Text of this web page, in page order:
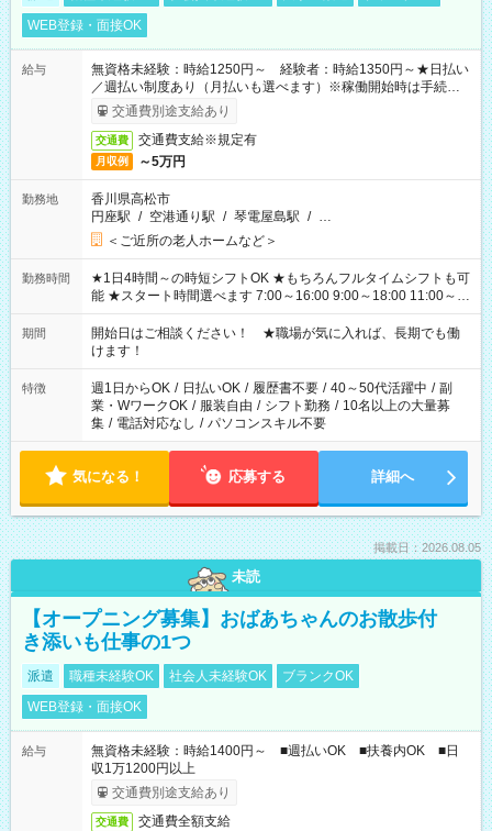
WEB登録・面接OK
給与
無資格未経験：時給1250円～ 経験者：時給1350円～★日払い
／週払い制度あり（月払いも選べます）※稼働開始時は手続き完
了次第のお支払いとなります。
交通費別途支給あり
交通費 交通費支給※規定有
月収例 ～5万円
勤務地
香川県高松市
円座駅 / 空港通り駅 / 琴電屋島駅 / …
＜ご近所の老人ホームなど＞
勤務時間
★1日4時間～の時短シフトOK ★もちろんフルタイムシフトも可
能 ★スタート時間選べます 7:00～16:00 9:00～18:00 11:00～
20:00 など 残業なし！ ※Wワークの場合、他のお仕事と合わせ
週40時間超の就業はご案内できません ※法令に基づき、週20時
間以上勤務は社会保険への加入対象となります ※労働者派遣法
（日雇い派遣の原則禁止）により、短時間・短期間の就業はご
案内が難しい場合があります
期間
開始日はご相談ください！ ★職場が気に入れば、長期でも働
けます！
特徴 週1日からOK / 日払いOK / 履歴書不要 / 40～50代活躍中 / 副
業・WワークOK / 服装自由 / シフト勤務 / 10名以上の大量募
集 / 電話対応なし / パソコンスキル不要
気になる！ 応募する 詳細へ
掲載日：2026.08.05
未読
【オープニング募集】おばあちゃんのお散歩付
き添いも仕事の1つ
派遣 職種未経験OK 社会人未経験OK
ブランクOK
WEB登録・面接OK
給与
無資格未経験：時給1400円～ ■週払いOK ■扶養内OK ■日
収1万1200円以上
交通費別途支給あり
交通費 交通費全額支給